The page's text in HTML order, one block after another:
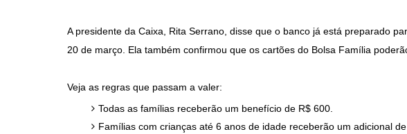
A presidente da Caixa, Rita Serrano, disse que o banco já está preparado
20 de março. Ela também confirmou que os cartões do Bolsa Família
Veja as regras que passam a valer:
Todas as famílias receberão um benefício de R$ 600.
Famílias com crianças até 6 anos de idade receberão um adicional